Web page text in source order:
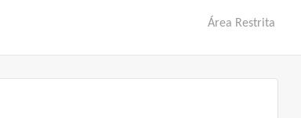
Área Restrita